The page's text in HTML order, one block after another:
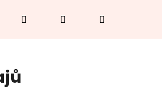
obchodu O náramcích
Hledat PřihlášeníNákupní